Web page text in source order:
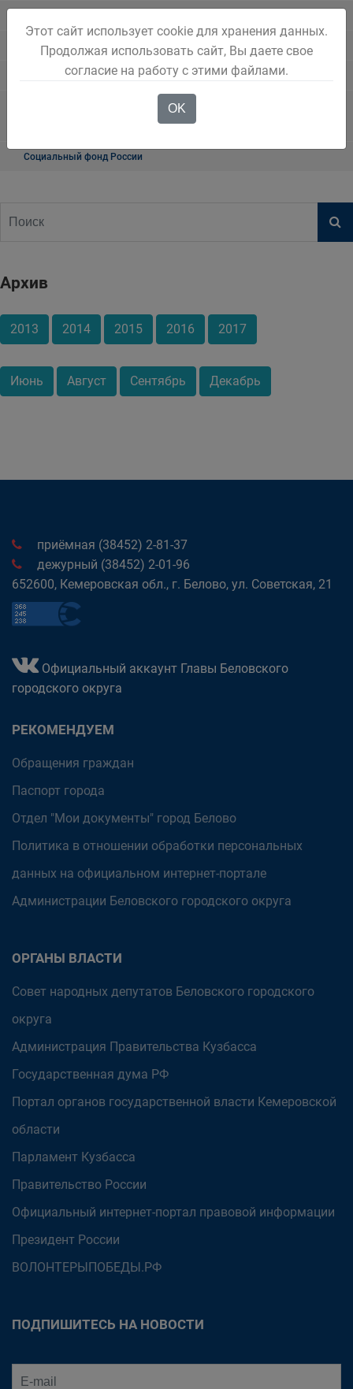
Прокуратура разъясняет
Транспортная прокуратура информирует
Военный комиссариат городов Белово и Гурьевск, Беловского
района Кемеровской области – Кузбасса
Социальный фонд России
Архив
2013 2014 2015 2016 2017
Июнь Август Сентябрь Декабрь
приёмная (38452) 2-81-37
дежурный (38452) 2-01-96
652600, Кемеровская обл., г. Белово, ул. Советская, 21
Официальный аккаунт Главы Беловского
городского округа
РЕКОМЕНДУЕМ
Обращения граждан
Паспорт города
Отдел "Мои документы" город Белово
Политика в отношении обработки персональных
данных на официальном интернет-портале
Администрации Беловского городского округа
ОРГАНЫ ВЛАСТИ
Совет народных депутатов Беловского городского
округа
Администрация Правительства Кузбасса
Государственная дума РФ
Портал органов государственной власти Кемеровской
области
Парламент Кузбасса
Правительство России
Официальный интернет-портал правовой информации
Президент России
ВОЛОНТЕРЫПОБЕДЫ.РФ
ПОДПИШИТЕСЬ НА НОВОСТИ
Этот сайт использует cookie для хранения данных.
Продолжая использовать сайт, Вы даете свое
согласие на работу с этими файлами.
OK